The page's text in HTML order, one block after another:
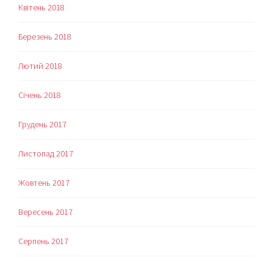
Квітень 2018
Березень 2018
Лютий 2018
Січень 2018
Грудень 2017
Листопад 2017
Жовтень 2017
Вересень 2017
Серпень 2017